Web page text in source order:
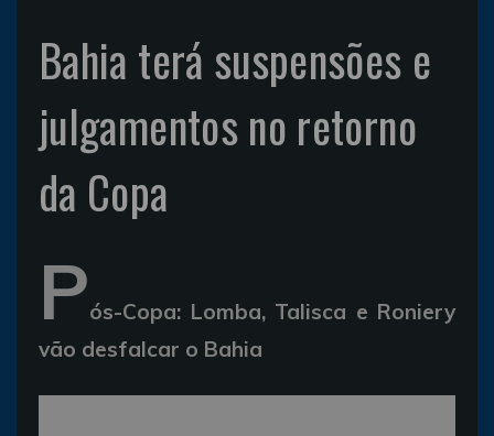
Bahia terá suspensões e
julgamentos no retorno
da Copa
Pós-Copa: Lomba, Talisca e Roniery
vão desfalcar o Bahia